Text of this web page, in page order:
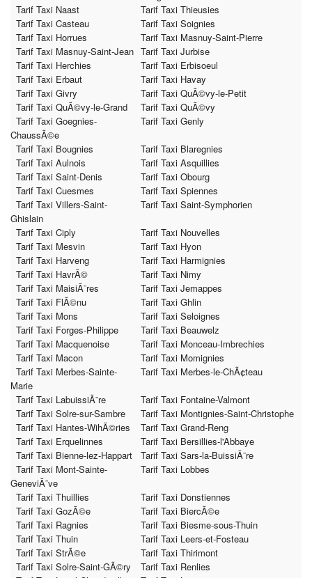
Tarif Taxi Naast
Tarif Taxi Thieusies
Tarif Taxi Casteau
Tarif Taxi Soignies
Tarif Taxi Horrues
Tarif Taxi Masnuy-Saint-Pierre
Tarif Taxi Masnuy-Saint-Jean Tarif Taxi Jurbise
Tarif Taxi Herchies
Tarif Taxi Erbisoeul
Tarif Taxi Erbaut
Tarif Taxi Havay
Tarif Taxi Givry
Tarif Taxi QuÃ©vy-le-Petit
Tarif Taxi QuÃ©vy-le-Grand
Tarif Taxi QuÃ©vy
Tarif Taxi Goegnies-
ChaussÃ©e
Tarif Taxi Genly
Tarif Taxi Bougnies
Tarif Taxi Blaregnies
Tarif Taxi Aulnois
Tarif Taxi Asquillies
Tarif Taxi Saint-Denis
Tarif Taxi Obourg
Tarif Taxi Cuesmes
Tarif Taxi Spiennes
Tarif Taxi Villers-Saint-
Ghislain
Tarif Taxi Saint-Symphorien
Tarif Taxi Ciply
Tarif Taxi Nouvelles
Tarif Taxi Mesvin
Tarif Taxi Hyon
Tarif Taxi Harveng
Tarif Taxi Harmignies
Tarif Taxi HavrÃ©
Tarif Taxi Nimy
Tarif Taxi MaisiÃ¨res
Tarif Taxi Jemappes
Tarif Taxi FlÃ©nu
Tarif Taxi Ghlin
Tarif Taxi Mons
Tarif Taxi Seloignes
Tarif Taxi Forges-Philippe
Tarif Taxi Beauwelz
Tarif Taxi Macquenoise
Tarif Taxi Monceau-Imbrechies
Tarif Taxi Macon
Tarif Taxi Momignies
Tarif Taxi Merbes-Sainte-
Marie
Tarif Taxi Merbes-le-ChÃ¢teau
Tarif Taxi LabuissiÃ¨re
Tarif Taxi Fontaine-Valmont
Tarif Taxi Solre-sur-Sambre
Tarif Taxi Montignies-Saint-Christophe
Tarif Taxi Hantes-WihÃ©ries
Tarif Taxi Grand-Reng
Tarif Taxi Erquelinnes
Tarif Taxi Bersillies-l'Abbaye
Tarif Taxi Bienne-lez-Happart
Tarif Taxi Sars-la-BuissiÃ¨re
Tarif Taxi Mont-Sainte-
GeneviÃ¨ve
Tarif Taxi Lobbes
Tarif Taxi Thuillies
Tarif Taxi Donstiennes
Tarif Taxi GozÃ©e
Tarif Taxi BiercÃ©e
Tarif Taxi Ragnies
Tarif Taxi Biesme-sous-Thuin
Tarif Taxi Thuin
Tarif Taxi Leers-et-Fosteau
Tarif Taxi StrÃ©e
Tarif Taxi Thirimont
Tarif Taxi Solre-Saint-GÃ©ry
Tarif Taxi Renlies